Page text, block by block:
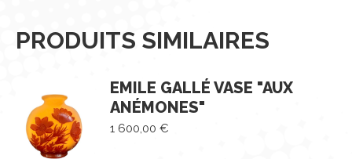
PRODUITS SIMILAIRES
EMILE GALLÉ VASE "AUX
ANÉMONES"
1 600,00 €